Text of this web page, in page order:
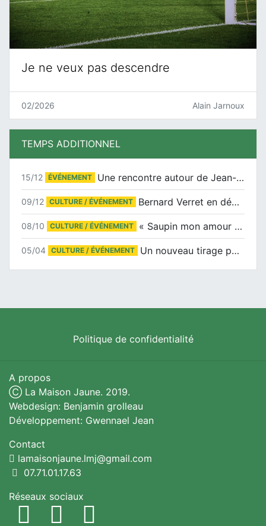
Je ne veux pas descendre
02/2026 Alain Jarnoux
TEMPS ADDITIONNEL
15/12 ÉVÉNEMENT Une rencontre autour de Jean-Claude Suaudeau
09/12 CULTURE / ÉVÉNEMENT Bernard Verret en dédicaces le samedi 13 décembre à l’Espace Culturel Atlantis
08/10 CULTURE / ÉVÉNEMENT « Saupin mon amour » au salon du livre de Trentemoult
05/04 CULTURE / ÉVÉNEMENT Un nouveau tirage pour le Docu-BD
Politique de confidentialité
A propos
Ⓒ La Maison Jaune. 2019.
Webdesign: Benjamin grolleau
Développement: Gwennael Jean
Contact
lamaisonjaune.lmj@gmail.com
07.71.01.17.63
Réseaux sociaux